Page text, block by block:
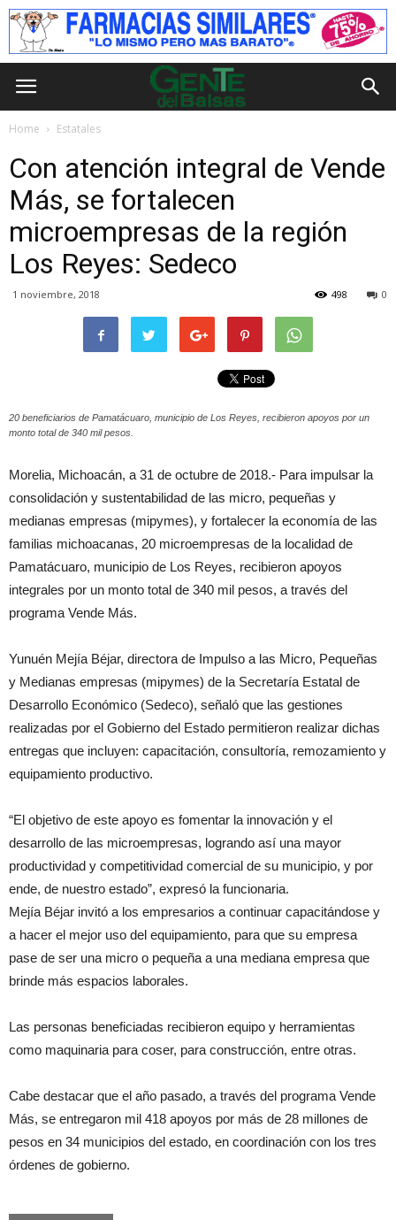
Home Estatales
Con atención integral de Vende
Más, se fortalecen
microempresas de la región
Los Reyes: Sedeco
1 noviembre, 2018 0
498
20 beneficiarios de Pamatácuaro, municipio de Los Reyes, recibieron apoyos por un
monto total de 340 mil pesos.
Morelia, Michoacán, a 31 de octubre de 2018.- Para impulsar la
consolidación y sustentabilidad de las micro, pequeñas y
medianas empresas (mipymes), y fortalecer la economía de las
familias michoacanas, 20 microempresas de la localidad de
Pamatácuaro, municipio de Los Reyes, recibieron apoyos
integrales por un monto total de 340 mil pesos, a través del
programa Vende Más.
Yunuén Mejía Béjar, directora de Impulso a las Micro, Pequeñas
y Medianas empresas (mipymes) de la Secretaría Estatal de
Desarrollo Económico (Sedeco), señaló que las gestiones
realizadas por el Gobierno del Estado permitieron realizar dichas
entregas que incluyen: capacitación, consultoría, remozamiento y
equipamiento productivo.
“El objetivo de este apoyo es fomentar la innovación y el
desarrollo de las microempresas, logrando así una mayor
productividad y competitividad comercial de su municipio, y por
ende, de nuestro estado”, expresó la funcionaria.
Mejía Béjar invitó a los empresarios a continuar capacitándose y
a hacer el mejor uso del equipamiento, para que su empresa
pase de ser una micro o pequeña a una mediana empresa que
brinde más espacios laborales.
Las personas beneficiadas recibieron equipo y herramientas
como maquinaria para coser, para construcción, entre otras.
Cabe destacar que el año pasado, a través del programa Vende
Más, se entregaron mil 418 apoyos por más de 28 millones de
pesos en 34 municipios del estado, en coordinación con los tres
órdenes de gobierno.